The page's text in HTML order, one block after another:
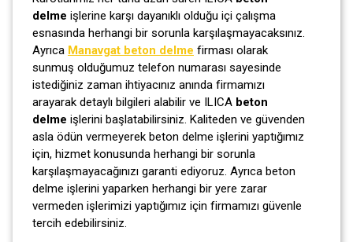
delme işlerine karşı dayanıklı olduğu içi çalışma
esnasında herhangi bir sorunla karşılaşmayacaksınız.
Ayrıca Manavgat beton delme firması olarak
sunmuş olduğumuz telefon numarası sayesinde
istediğiniz zaman ihtiyacınız anında firmamızı
arayarak detaylı bilgileri alabilir ve ILICA beton
delme işlerini başlatabilirsiniz. Kaliteden ve güvenden
asla ödün vermeyerek beton delme işlerini yaptığımız
için, hizmet konusunda herhangi bir sorunla
karşılaşmayacağınızı garanti ediyoruz. Ayrıca beton
delme işlerini yaparken herhangi bir yere zarar
vermeden işlerimizi yaptığımız için firmamızı güvenle
tercih edebilirsiniz.